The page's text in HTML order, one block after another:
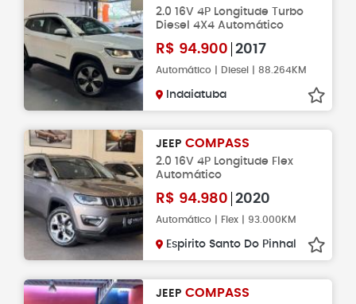
2.0 16V 4P Longitude Turbo
Diesel 4X4 Automático
R$ 94.900 2017
Automático | Diesel | 88.264KM
Indaiatuba
JEEP COMPASS
2.0 16V 4P Longitude Flex
Automático
R$ 94.980 2020
Automático | Flex | 93.000KM
Espirito Santo Do Pinhal
JEEP COMPASS